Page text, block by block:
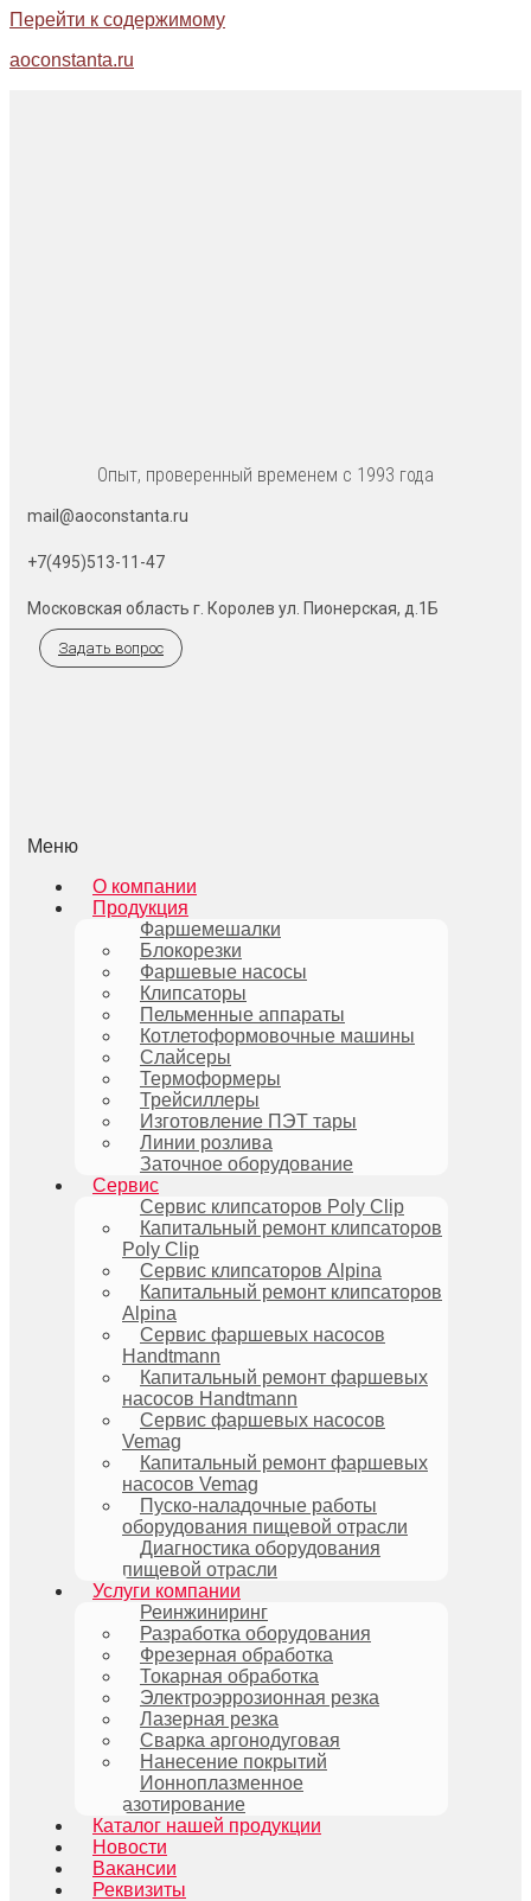
Перейти к содержимому
aoconstanta.ru
Опыт, проверенный временем с 1993 года
mail@aoconstanta.ru
+7(495)513-11-47
Московская область г. Королев ул. Пионерская, д.1Б
Задать вопрос
Меню
О компании
Продукция
Фаршемешалки
Блокорезки
Фаршевые насосы
Клипсаторы
Пельменные аппараты
Котлетоформовочные машины
Слайсеры
Термоформеры
Трейсиллеры
Изготовление ПЭТ тары
Линии розлива
Заточное оборудование
Сервис
Сервис клипсаторов Poly Clip
Капитальный ремонт клипсаторов
Poly Clip
Сервис клипсаторов Alpina
Капитальный ремонт клипсаторов
Alpina
Сервис фаршевых насосов
Handtmann
Капитальный ремонт фаршевых
насосов Handtmann
Сервис фаршевых насосов
Vemag
Капитальный ремонт фаршевых
насосов Vemag
Пуско-наладочные работы
оборудования пищевой отрасли
Диагностика оборудования
пищевой отрасли
Услуги компании
Реинжиниринг
Разработка оборудования
Фрезерная обработка
Токарная обработка
Электроэррозионная резка
Лазерная резка
Сварка аргонодуговая
Нанесение покрытий
Ионноплазменное
азотирование
Каталог нашей продукции
Новости
Вакансии
Реквизиты